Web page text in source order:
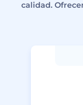
calidad.